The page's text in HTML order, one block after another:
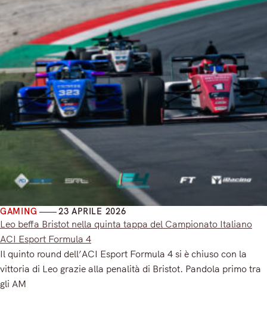
GAMING 23 APRILE 2026
Leo beffa Bristot nella quinta tappa del Campionato Italiano
ACI Esport Formula 4
Il quinto round dell’ACI Esport Formula 4 si è chiuso con la
vittoria di Leo grazie alla penalità di Bristot. Pandola primo tra
gli AM